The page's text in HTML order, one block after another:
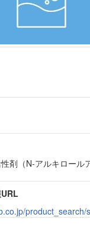
剤（N-アルキロール
product_search/